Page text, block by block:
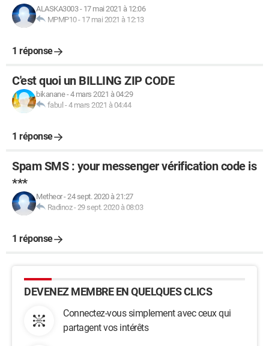
ALASKA3003- 17 mai 2021 à 12:06
MPMP10- 17 mai 2021 à 12:13
1 réponse
C'est quoi un BILLING ZIP CODE
bikanane-4 mars 2021 à 04:29
fabul -4 mars 2021 à 04:44
1 réponse
Spam SMS : your messenger vérification code is
***
Metheor-24 sept. 2020 à 21:27
Radinoz-29 sept. 2020 à 08:03
1 réponse
DEVENEZ MEMBRE EN QUELQUES CLICS
Connectez-vous simplement avec ceux qui
partagent vos intérêts